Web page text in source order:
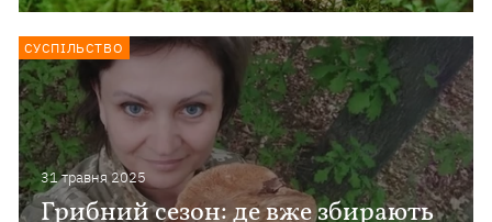
31 травня 2025
Грибний сезон: де вже збирають
СУСПІЛЬСТВО